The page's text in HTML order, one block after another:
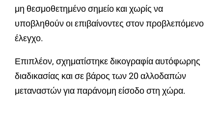
μη θεσμοθετημένο σημείο και χωρίς να
υποβληθούν οι επιβαίνοντες στον προβλεπόμενο
έλεγχο.
Επιπλέον, σχηματίστηκε δικογραφία αυτόφωρης
διαδικασίας και σε βάρος των 20 αλλοδαπών
μεταναστών για παράνομη είσοδο στη χώρα.